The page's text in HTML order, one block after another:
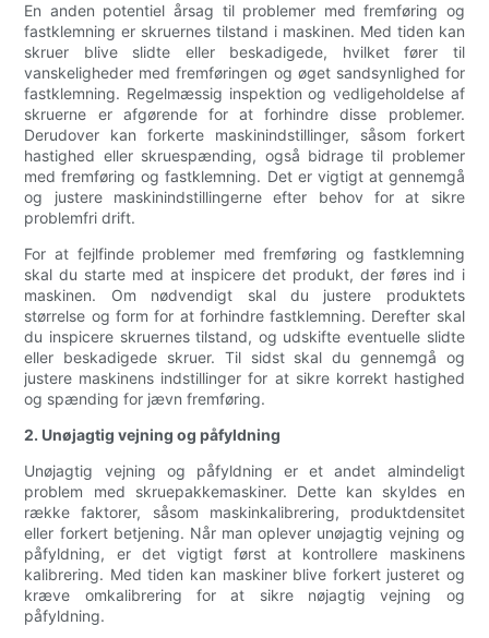
En anden potentiel årsag til problemer med fremføring og
fastklemning er skruernes tilstand i maskinen. Med tiden kan
skruer blive slidte eller beskadigede, hvilket fører til
vanskeligheder med fremføringen og øget sandsynlighed for
fastklemning. Regelmæssig inspektion og vedligeholdelse af
skruerne er afgørende for at forhindre disse problemer.
Derudover kan forkerte maskinindstillinger, såsom forkert
hastighed eller skruespænding, også bidrage til problemer
med fremføring og fastklemning. Det er vigtigt at gennemgå
og justere maskinindstillingerne efter behov for at sikre
problemfri drift.
For at fejlfinde problemer med fremføring og fastklemning
skal du starte med at inspicere det produkt, der føres ind i
maskinen. Om nødvendigt skal du justere produktets
størrelse og form for at forhindre fastklemning. Derefter skal
du inspicere skruernes tilstand, og udskifte eventuelle slidte
eller beskadigede skruer. Til sidst skal du gennemgå og
justere maskinens indstillinger for at sikre korrekt hastighed
og spænding for jævn fremføring.
2. Unøjagtig vejning og påfyldning
Unøjagtig vejning og påfyldning er et andet almindeligt
problem med skruepakkemaskiner. Dette kan skyldes en
række faktorer, såsom maskinkalibrering, produktdensitet
eller forkert betjening. Når man oplever unøjagtig vejning og
påfyldning, er det vigtigt først at kontrollere maskinens
kalibrering. Med tiden kan maskiner blive forkert justeret og
kræve omkalibrering for at sikre nøjagtig vejning og
påfyldning.